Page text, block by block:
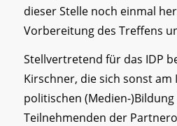
dieser Stelle noch einmal
Vorbereitung des Treffens
Stellvertretend für das IDP
Kirschner, die sich sonst am
politischen (Medien-
Teilnehmenden der